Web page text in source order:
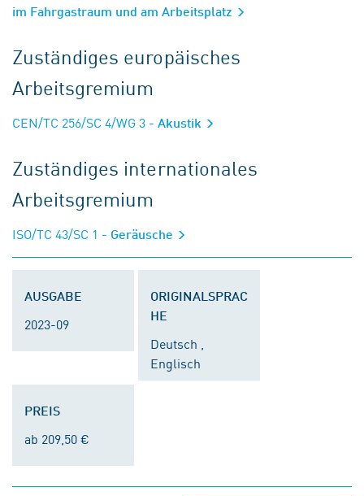
im Fahrgastraum und am Arbeitsplatz
Zuständiges europäisches
Arbeitsgremium
CEN/TC 256/SC 4/WG 3 - Akustik
Zuständiges internationales
Arbeitsgremium
ISO/TC 43/SC 1 - Geräusche
AUSGABE
2023-09
ORIGINALSPRAC
HE
Deutsch ,
Englisch
PREIS
ab 209,50 €